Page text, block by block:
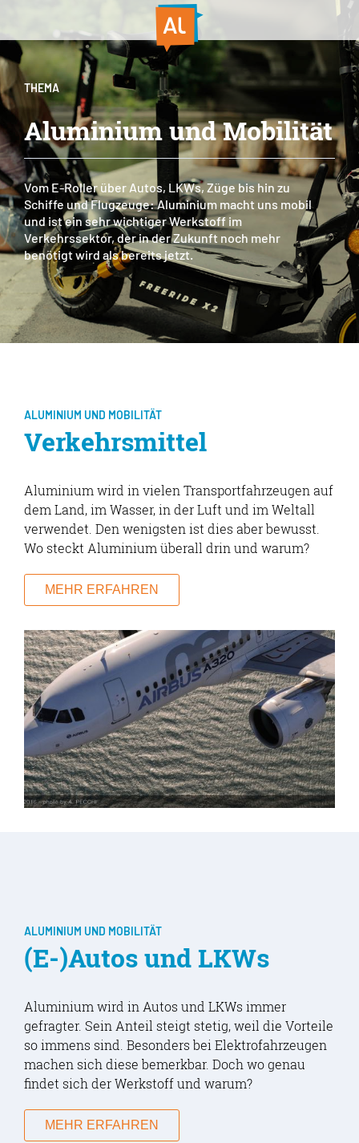
THEMA
Aluminium und Mobilität
Vom E-Roller über Autos, LKWs, Züge bis hin zu
Schiffe und Flugzeuge: Aluminium macht uns mobil
und ist ein sehr wichtiger Werkstoff im
Verkehrssektor, der in der Zukunft noch mehr
benötigt wird als bereits jetzt.
ALUMINIUM UND MOBILITÄT
Verkehrsmittel
Aluminium wird in vielen Transportfahrzeugen auf
dem Land, im Wasser, in der Luft und im Weltall
verwendet. Den wenigsten ist dies aber bewusst.
Wo steckt Aluminium überall drin und warum?
MEHR ERFAHREN
ALUMINIUM UND MOBILITÄT
(E-)Autos und LKWs
Aluminium wird in Autos und LKWs immer
gefragter. Sein Anteil steigt stetig, weil die Vorteile
so immens sind. Besonders bei Elektrofahrzeugen
machen sich diese bemerkbar. Doch wo genau
findet sich der Werkstoff und warum?
MEHR ERFAHREN